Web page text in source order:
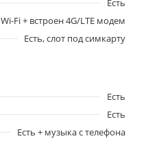
Есть
Wi-Fi + встроен 4G/LTE модем
Есть, слот под симкарту
Есть
Есть
Есть + музыка с телефона